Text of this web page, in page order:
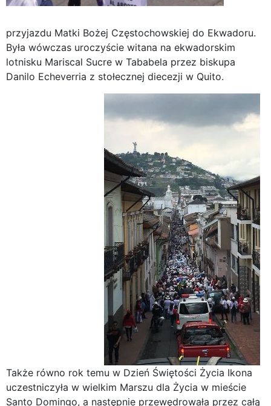
przyjazdu Matki Bożej Częstochowskiej do Ekwadoru.
Była wówczas uroczyście witana na ekwadorskim
lotnisku Mariscal Sucre w Tababela przez biskupa
Danilo Echeverria z stołecznej diecezji w Quito.
Także równo rok temu w Dzień Świętości Życia Ikona
uczestniczyła w wielkim Marszu dla Życia w mieście
Santo Domingo, a następnie przewędrowała przez całą